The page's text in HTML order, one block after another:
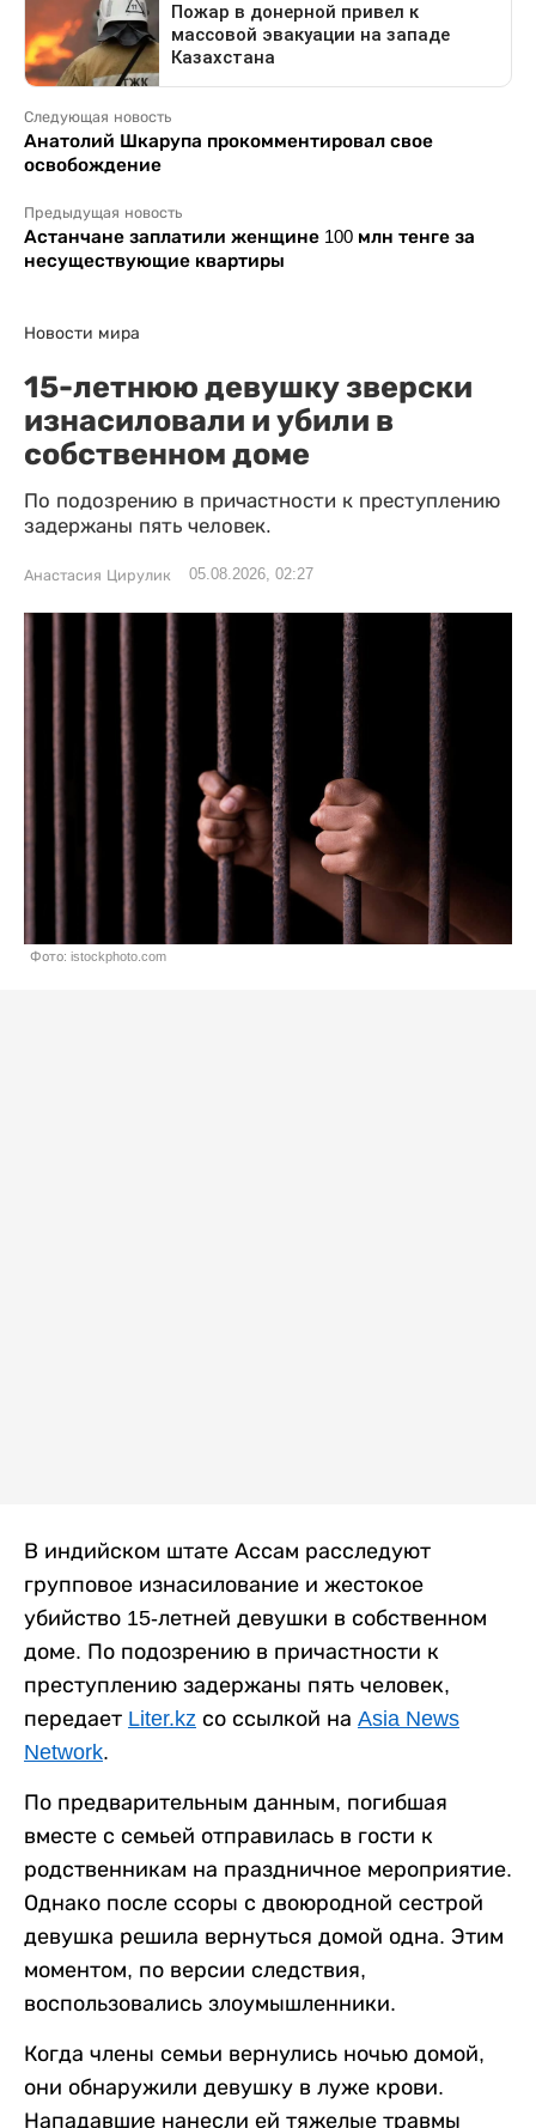
Следующая новость
Анатолий Шкарупа прокомментировал свое
освобождение
Предыдущая новость
Астанчане заплатили женщине 100 млн тенге за
несуществующие квартиры
Новости мира
15-летнюю девушку зверски
изнасиловали и убили в
собственном доме
По подозрению в причастности к преступлению
задержаны пять человек.
Анастасия Цирулик 05.08.2026, 02:27
Фото: istockphoto.com
В индийском штате Ассам расследуют
групповое изнасилование и жестокое
убийство 15-летней девушки в собственном
доме. По подозрению в причастности к
преступлению задержаны пять человек,
передает Liter.kz со ссылкой на Asia News
Network.
По предварительным данным, погибшая
вместе с семьей отправилась в гости к
родственникам на праздничное мероприятие.
Однако после ссоры с двоюродной сестрой
девушка решила вернуться домой одна. Этим
моментом, по версии следствия,
воспользовались злоумышленники.
Когда члены семьи вернулись ночью домой,
они обнаружили девушку в луже крови.
Нападавшие нанесли ей тяжелые травмы